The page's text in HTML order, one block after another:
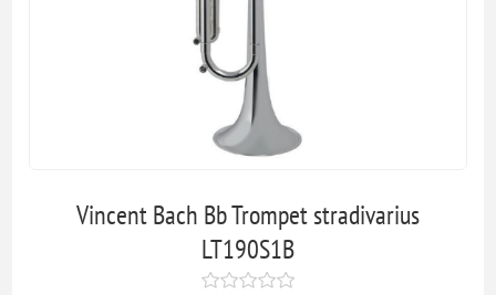
Vincent Bach Bb Trompet stradivarius
LT190S1B